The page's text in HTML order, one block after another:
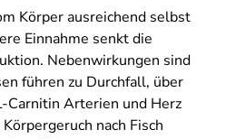
Körper ausreichend selbst
Einnahme senkt die
Nebenwirkungen sind
führen zu Durchfall, über
Carnitin Arterien und Herz
nach Fisch